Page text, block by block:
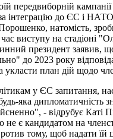
передвиборній
інтеграцію до ЄС і
натомість,
виступу на стадіоні
президент заявив,
до 2023 року
укласти план дій щодо
у ЄС запитання,
яка дипломатичність
- відрубує Каті
не є кандидатом на
тому, щоб надати їй